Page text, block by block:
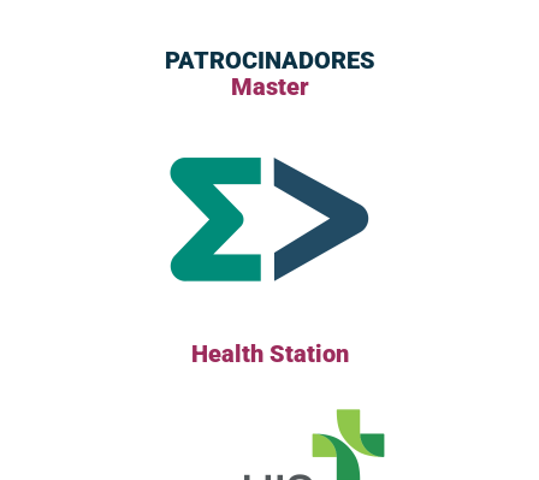
PATROCINADORES
Master
Health Station